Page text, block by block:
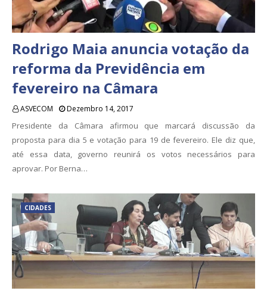
Rodrigo Maia anuncia votação da
reforma da Previdência em
fevereiro na Câmara
ASVECOM Dezembro 14, 2017
Presidente da Câmara afirmou que marcará discussão da
proposta para dia 5 e votação para 19 de fevereiro. Ele diz que,
até essa data, governo reunirá os votos necessários para
aprovar. Por Berna…
CIDADES